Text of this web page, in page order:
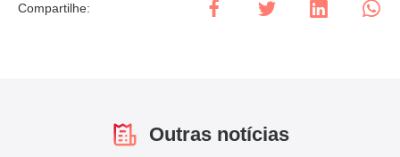
Compartilhe:
Outras notícias